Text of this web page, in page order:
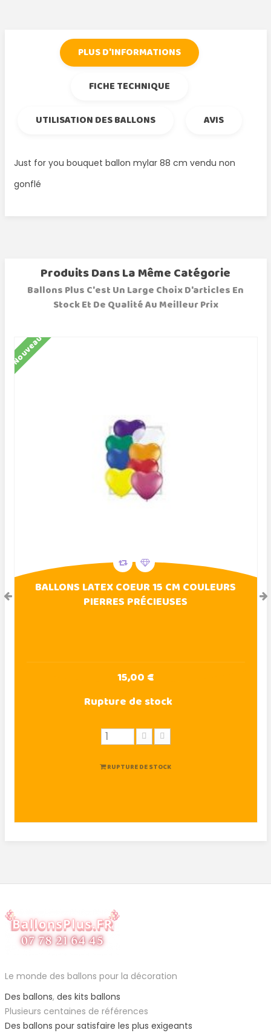
PLUS D'INFORMATIONS
FICHE TECHNIQUE
UTILISATION DES BALLONS
AVIS
Just for you bouquet ballon mylar 88 cm vendu non
gonflé
Produits Dans La Même Catégorie
Ballons Plus C'est Un Large Choix D'articles En
Stock Et De Qualité Au Meilleur Prix
Nouveau
BALLONS LATEX COEUR 15 CM COULEURS
PIERRES PRÉCIEUSES
15,00 €
Rupture de stock
RUPTURE DE STOCK
Le monde des ballons pour la décoration
Des ballons, des kits ballons
Plusieurs centaines de références
Des ballons pour satisfaire les plus exigeants